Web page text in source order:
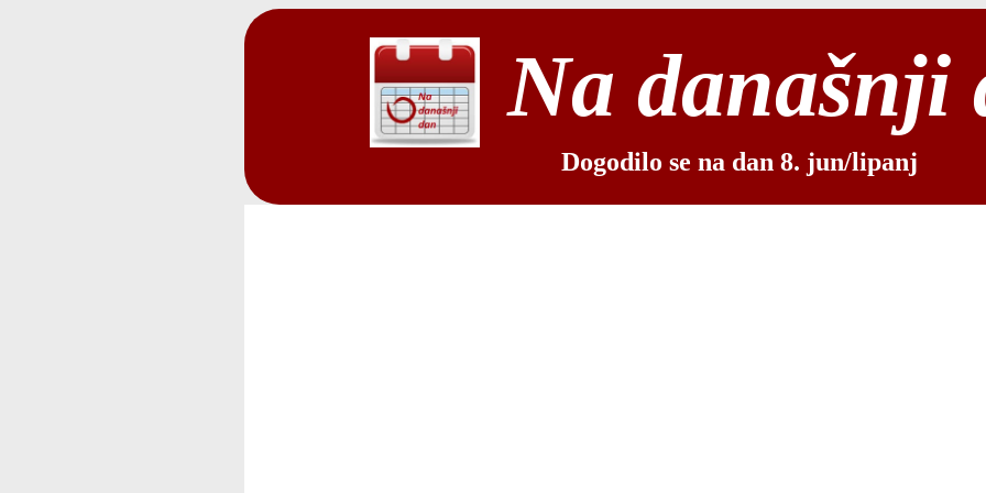
Na današnji
Dogodilo se na dan 8. jun/lipanj